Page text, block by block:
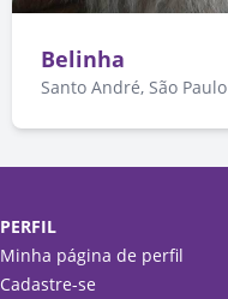
Belinha
Santo André, São Paulo
PERFIL
Minha página de perfil
Cadastre-se